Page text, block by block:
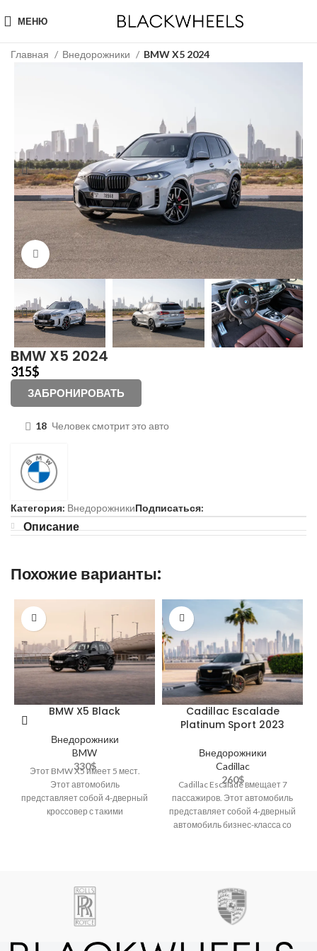
МЕНЮ
Главная Внедорожники BMW X5 2024
Click to enlarge
BMW X5 2024
315$
ЗАБРОНИРОВАТЬ
18 Человек смотрит это авто
Категория: ВнедорожникиПодписаться:
Описание
Похожие варианты:
BMW X5 Black
Внедорожники
BMW
330$
Этот BMW X5 имеет 5 мест.
Этот автомобиль
представляет собой 4-дверный
кроссовер с такими
Cadillac Escalade
Platinum Sport 2023
Внедорожники
Cadillac
260$
Cadillac Escalade вмещает 7
пассажиров. Этот автомобиль
представляет собой 4-дверный
автомобиль бизнес-класса со